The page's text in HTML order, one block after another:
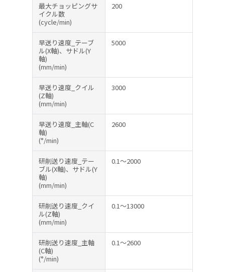
最大チョッピングサ
イクル数
(cycle/min)
200
早送り速度_テーブ
ル(X軸)、サドル(Y
軸)
(mm/min)
5000
早送り速度_クイル
(Z軸)
(mm/min)
3000
早送り速度_主軸(C
軸)
(°/min)
2600
研削送り速度_テー
ブル(X軸)、サドル(Y
軸)
(mm/min)
0.1～2000
研削送り速度_クイ
ル(Z軸)
(mm/min)
0.1～13000
研削送り速度_主軸
(C軸)
(°/min)
0.1～2600